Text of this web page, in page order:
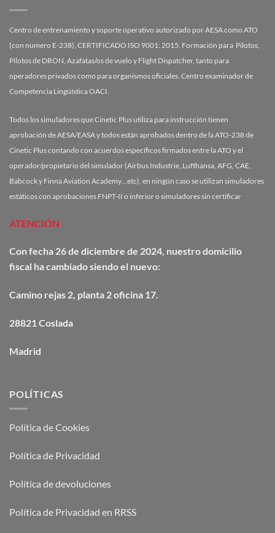
Centro de entrenamiento y soporte operativo autorizado por AESA como ATO
(con numero E-238), CERTIFICADO ISO 9001: 2015. Formación para Pilotos,
Pilotos de DRON, Azafatas/os de vuelo y Flight Dispatcher, tanto para
operadores privados como para organismos oficiales. Centro examinador de
Competencia Lingüística OACI.
Todos los simuladores que Cinetic Plus utiliza para instrucción tienen
aprobación de AESA/EASA y todos están aprobados dentro de la ATO-238 de
Cinetic Plus contando con acuerdos específicos firmados entre la ATO y el
operador/propietario del simulador (Airbus Industrie, Lufthansa, AFG, CAE,
Babcock y Finna Aviation Academy…etc), en ningún caso se utilizan simuladores
estáticos con aprobaciones FNPT-II o inferior o simuladores sin certificar
ATENCIÓN
Con fecha 26 de diciembre de 2024, nuestro domicilio
fiscal ha cambiado siendo el nuevo:
Camino rejas 2, planta 2 oficina 17.
28821 Coslada
Madrid
POLÍTICAS
Política de Cookies
Política de Privacidad
Política de devoluciones
Política de Privacidad en RRSS